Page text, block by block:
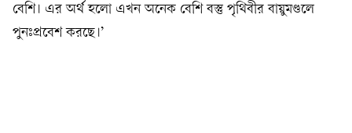
বেশি। এর অর্থ হলো এখন অনেক বেশি বস্তু পৃথিবীর বায়ুমণ্ডলে
পুনঃপ্রবেশ করছে।’